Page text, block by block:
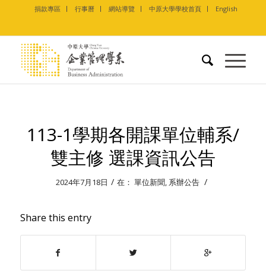
捐款專區 行事曆 網站導覽 中原大學學校首頁 English
113-1學期各開課單位輔系/
雙主修 選課資訊公告
2024年7月18日 / 在： 單位新聞, 系辦公告 /
Share this entry